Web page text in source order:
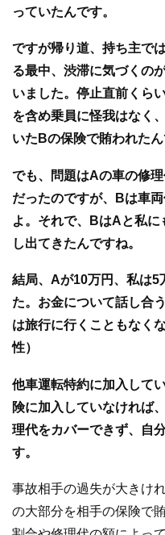
っていたんです。
ですが帰り道、持ち主で
る最中、渋滞に気づくの
いました。停止直前くら
を含め乗員に怪我はなく
いたBの保険で賄われたん
でも、問題はAの車の修
だったのですが、Bは車
よ。それで、BはAと私に
し出てきたんですね。
結局、Aが10万円、私は5
た。お金について話し合
は旅行に行くこともなく
性）
他車運転特約に加入して
険に加入していなければ
理代をカバーできず、自
す。
事故相手の過失が大きけ
の大部分を相手の保険で